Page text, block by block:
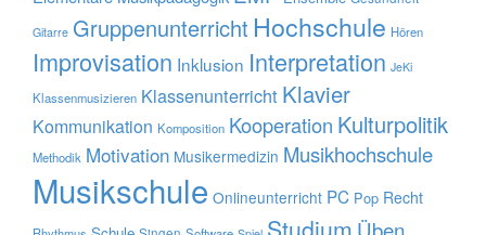
Gitarre Gruppenunterricht Hochschule Hören
Improvisation Inklusion Interpretation JeKi
Klassenmusizieren Klassenunterricht Klavier
Kommunikation Komposition Kooperation Kulturpolitik
Methodik Motivation Musikermedizin Musikhochschule
Musikschule Onlineunterricht PC Pop Recht
Studium